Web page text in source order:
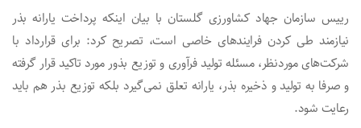
رییس سازمان جهاد کشاورزی گلستان با بیان اینکه پرداخت یارانه بذر
نیازمند طی کردن فرایندهای خاصی است، تصریح کرد: برای قرارداد با
شرکت‌های موردنظر، مسئله تولید فرآوری و توزیع بذور مورد تاکید قرار گرفته
و صرفا به تولید و ذخیره بذر، یارانه تعلق نمی‌گیرد بلکه توزیع بذر هم باید
رعایت شود.